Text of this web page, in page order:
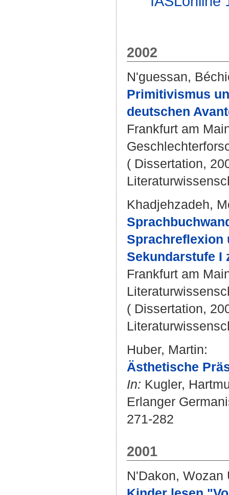
2002
N'guessan,
Primitivismus
deutschen
Frankfurt am
( Dissertation,
Khadjehzadeh,
Sprachreflexion
Sekundarstufe I
Frankfurt am
( Dissertation,
Huber, Martin:
Ästhetische
In: Kugler,
Erlanger
271-282
2001
N'Dakon, Wozan